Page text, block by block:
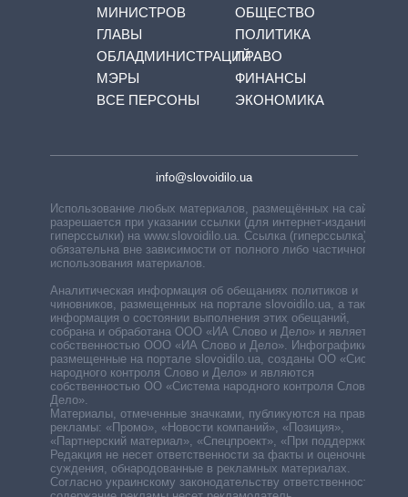
МИНИСТРОВ
ГЛАВЫ
ОБЛАДМИНИСТРАЦИЙ
МЭРЫ
ВСЕ ПЕРСОНЫ
ОБЩЕСТВО
ПОЛИТИКА
ПРАВО
ФИНАНСЫ
ЭКОНОМИКА
info@slovoidilo.ua
Использование любых материалов, размещённых на сайте,
разрешается при указании ссылки (для интернет-изданий —
гиперссылки) на www.slovoidilo.ua. Ссылка (гиперссылка)
обязательна вне зависимости от полного либо частичного
использования материалов.
Аналитическая информация об обещаниях политиков и
чиновников, размещенных на портале slovoidilo.ua, а также
информация о состоянии выполнения этих обещаний,
собрана и обработана ООО «ИА Слово и Дело» и является
собственностью ООО «ИА Слово и Дело». Инфографики,
размещенные на портале slovoidilo.ua, созданы ОО «Система
народного контроля Слово и Дело» и являются
собственностью ОО «Система народного контроля Слово и
Дело».
Материалы, отмеченные значками, публикуются на правах
рекламы: «Промо», «Новости компаний», «Позиция»,
«Партнерский материал», «Спецпроект», «При поддержке».
Редакция не несет ответственности за факты и оценочные
суждения, обнародованные в рекламных материалах.
Согласно украинскому законодательству ответственность за